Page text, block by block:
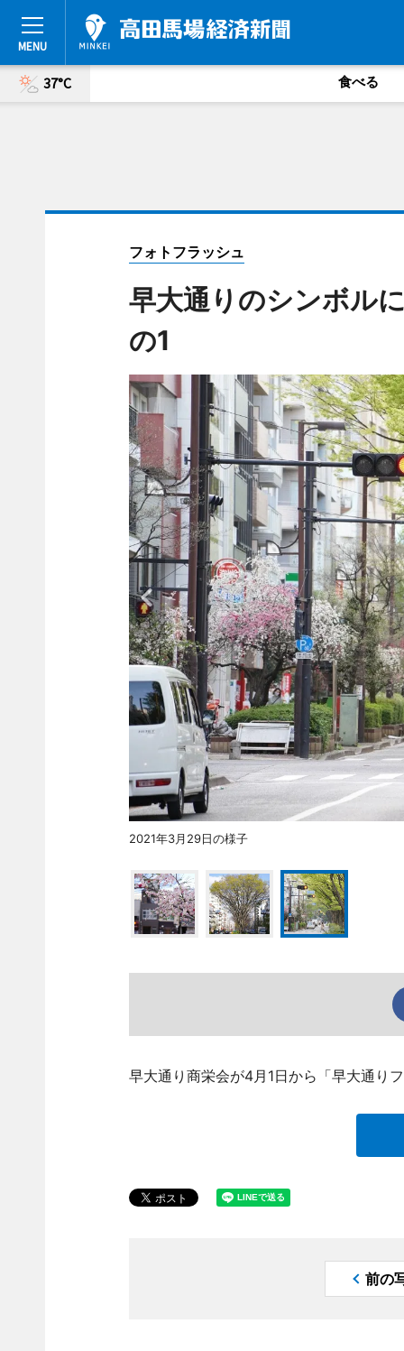
37°C 食べる
フォトフラッシュ
早大通りのシンボル
の1
2021年3月29日の様子
早大通り商栄会が4月1日から「早大通り
前の